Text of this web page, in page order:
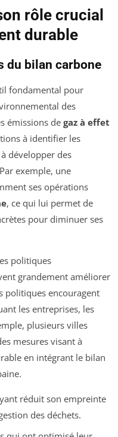
rôle crucial
durable
du bilan carbone
fondamental pour
des
émissions de gaz à effet
à identifier les
développer des
exemple, une
ses opérations
, ce qui lui permet de
pour diminuer ses
politiques
grandement améliorer
politiques encouragent
les entreprises, les
plusieurs villes
mesures visant à
en intégrant le bilan
réduit son empreinte
des déchets.